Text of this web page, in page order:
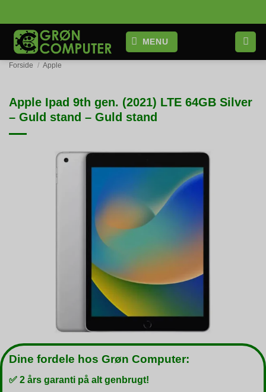
til
indhold
MENU
Forside / Apple
Apple Ipad 9th gen. (2021) LTE 64GB Silver
– Guld stand – Guld stand
Dine fordele hos Grøn Computer:
✅ 2 års garanti på alt genbrugt!